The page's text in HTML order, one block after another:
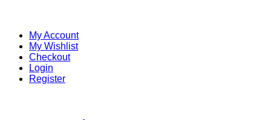
My Account
My Wishlist
Checkout
Login
Register